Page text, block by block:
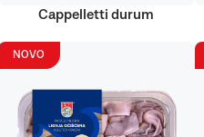
Cappelletti durum
NOVO